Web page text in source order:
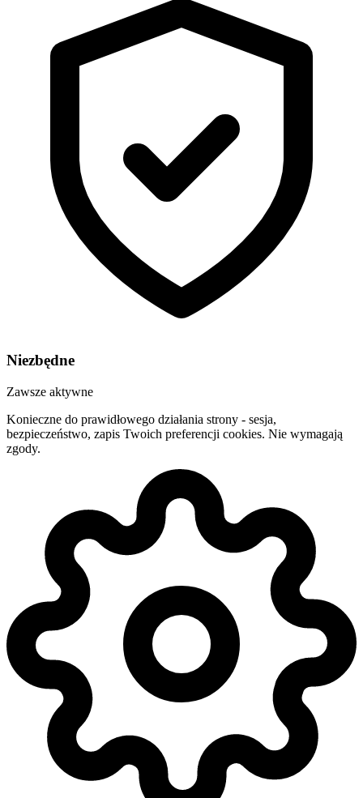
Niezbędne
Zawsze aktywne
Konieczne do prawidłowego działania strony - sesja,
bezpieczeństwo, zapis Twoich preferencji cookies. Nie wymagają
zgody.